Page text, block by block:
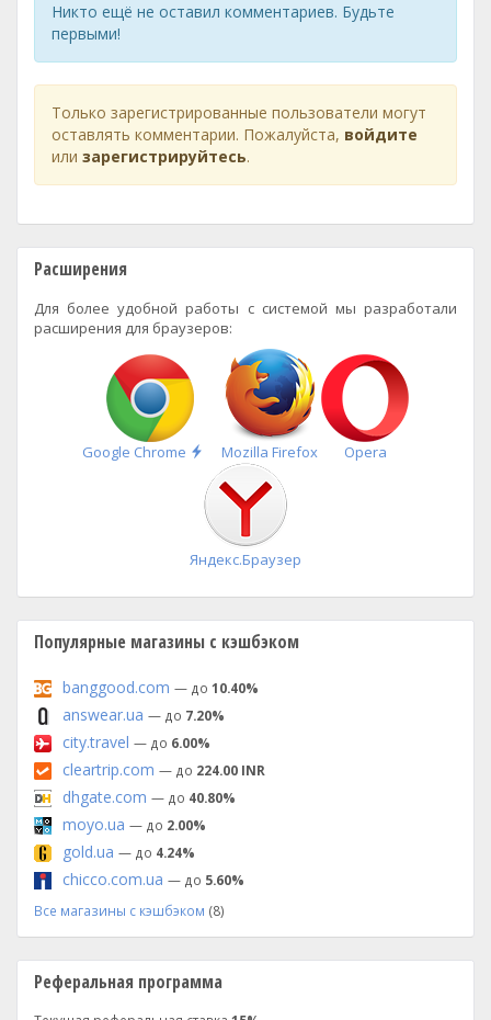
Никто ещё не оставил комментариев. Будьте
первыми!
Только зарегистрированные пользователи могут
оставлять комментарии. Пожалуйста, войдите
или зарегистрируйтесь.
Расширения
Для более удобной работы с системой мы разработали
расширения для браузеров:
Google Chrome
Быстрая
установка
Mozilla Firefox Opera
Яндекс.Браузер
Популярные магазины с кэшбэком
banggood.com — до 10.40%
answear.ua — до 7.20%
city.travel — до 6.00%
cleartrip.com — до 224.00 INR
dhgate.com — до 40.80%
moyo.ua — до 2.00%
gold.ua — до 4.24%
chicco.com.ua — до 5.60%
Все магазины с кэшбэком (8)
Реферальная программа